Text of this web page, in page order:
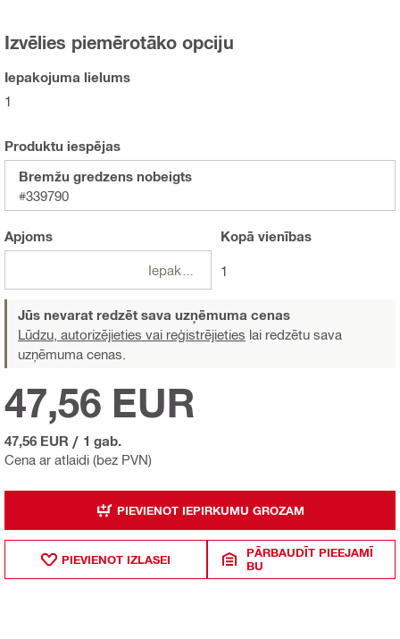
Izvēlies piemērotāko opciju
Iepakojuma lielums
1
Produktu iespējas
Bremžu gredzens nobeigts
#339790
Apjoms Kopā vienības
1
Jūs nevarat redzēt sava uzņēmuma cenas
Lūdzu, autorizējieties vai reģistrējieties lai redzētu sava
uzņēmuma cenas.
Cena ar atlaidi (bez PVN)
47,56 EUR
47,56 EUR / 1 gab.
PIEVIENOT IEPIRKUMU GROZAM
PIEVIENOT IZLASEI
PĀRBAUDĪT PIEEJAMĪ
BU